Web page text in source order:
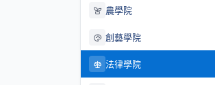
農學院
創藝學院
法律學院